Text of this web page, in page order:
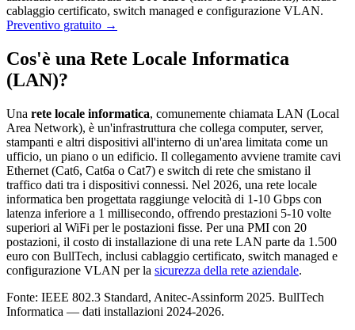
cablaggio certificato, switch managed e configurazione VLAN.
Preventivo gratuito →
Cos'è una Rete Locale Informatica
(LAN)?
Una rete locale informatica, comunemente chiamata LAN (Local
Area Network), è un'infrastruttura che collega computer, server,
stampanti e altri dispositivi all'interno di un'area limitata come un
ufficio, un piano o un edificio. Il collegamento avviene tramite cavi
Ethernet (Cat6, Cat6a o Cat7) e switch di rete che smistano il
traffico dati tra i dispositivi connessi. Nel 2026, una rete locale
informatica ben progettata raggiunge velocità di 1-10 Gbps con
latenza inferiore a 1 millisecondo, offrendo prestazioni 5-10 volte
superiori al WiFi per le postazioni fisse. Per una PMI con 20
postazioni, il costo di installazione di una rete LAN parte da 1.500
euro con BullTech, inclusi cablaggio certificato, switch managed e
configurazione VLAN per la sicurezza della rete aziendale.
Fonte: IEEE 802.3 Standard, Anitec-Assinform 2025. BullTech
Informatica — dati installazioni 2024-2026.